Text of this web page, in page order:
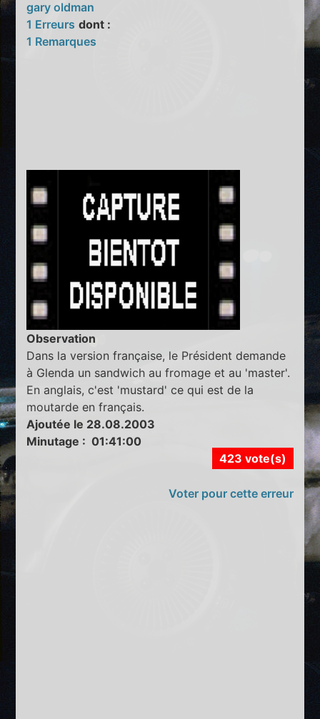
gary oldman
1 Erreurs dont :
1 Remarques
Observation
Dans la version française, le Président demande
à Glenda un sandwich au fromage et au 'master'.
En anglais, c'est 'mustard' ce qui est de la
moutarde en français.
Ajoutée le 28.08.2003
Minutage : 01:41:00
423 vote(s)
Voter pour cette erreur